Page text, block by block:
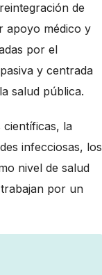
de
apoyo médico y
por el
y centrada
salud pública.
científicas, la
infecciosas, los
nivel de salud
por un